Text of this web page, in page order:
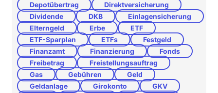
Depotübertrag
Direktversicherung
Dividende
DKB
Einlagensicherung
Elterngeld
Erbe
ETF
ETF-Sparplan
ETFs
Festgeld
Finanzamt
Finanzierung
Fonds
Freibetrag
Freistellungsauftrag
Gas
Gebühren
Geld
Geldanlage
Girokonto
GKV